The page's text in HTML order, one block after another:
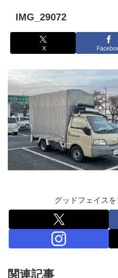
IMG_29072
X
グッドフェイス
関連記事